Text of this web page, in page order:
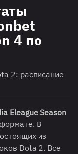
4 по
2: расписание
Eleague Season
В
из
Dota 2. Все